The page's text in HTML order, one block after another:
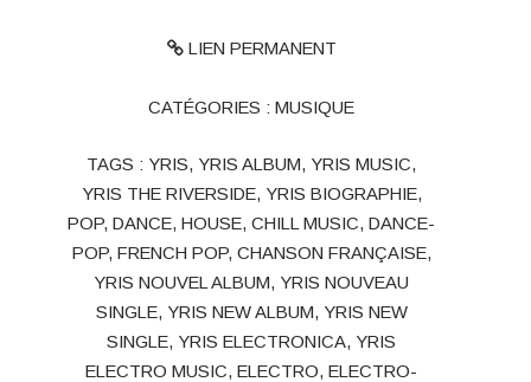
LIEN PERMANENT
CATÉGORIES :MUSIQUE
TAGS : YRIS, YRIS ALBUM, YRIS MUSIC,
YRIS THE RIVERSIDE, YRIS BIOGRAPHIE,
POP,DANCE,HOUSE,CHILL MUSIC,DANCE-
POP, FRENCH POP, CHANSON FRANÇAISE,
YRIS NOUVEL ALBUM, YRIS NOUVEAU
SINGLE, YRIS NEW ALBUM, YRIS NEW
SINGLE, YRIS ELECTRONICA, YRIS
ELECTRO MUSIC,ELECTRO,ELECTRO-